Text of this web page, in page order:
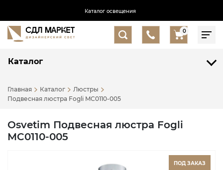
Каталог освещения
0
Каталог
Главная Каталог
Люстры
Подвесная люстра Fogli MC0110-005
Osvetim Подвесная люстра Fogli
MC0110-005
ПОД ЗАКАЗ